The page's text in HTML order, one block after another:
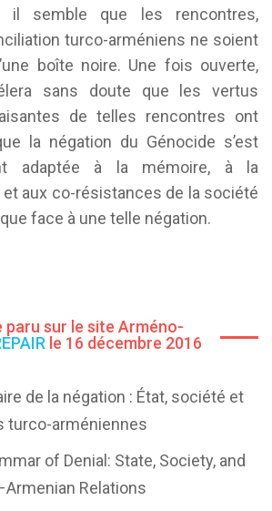
il semble que les rencontres,
turco-arméniens ne soient
boîte noire. Une fois ouverte,
sans doute que les vertus
de telles rencontres ont
la négation du Génocide s’est
adaptée à la mémoire, à la
aux co-résistances de la société
face à une telle négation.
paru sur le site Arméno-
le 16 décembre 2016
de la négation : État, société et
turco-arméniennes
of Denial: State, Society, and
Relations